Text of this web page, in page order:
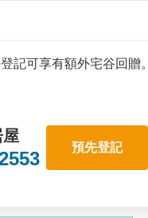
記可享有額外宅谷回贈。
預先登記